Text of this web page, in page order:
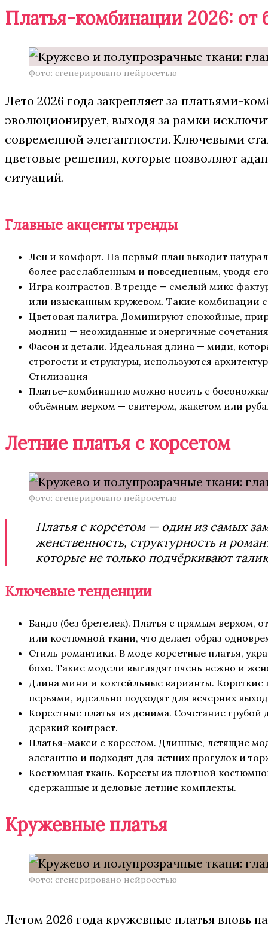
Платья-комбинации 2026: от
Фото: сгенерировано нейросетью
Лето 2026 года закрепляет за платьями-
эволюционирует, выходя за рамки
современной элегантности. Ключевыми
цветовые решения, которые позволяют
ситуаций.
Главные акценты тренды
Лен и комфорт. На первый план выходит
более расслабленным и повседневным, уводя
Игра контрастов. В тренде — смелый микс
или изысканным кружевом. Такие комбинации
Цветовая палитра. Доминируют спокойные,
модниц — неожиданные и энергичные
Фасон и детали. Идеальная длина — миди,
строгости и структуры, используются
Стилизация
Платье-комбинацию можно носить с
объёмным верхом — свитером, жакетом или
Летние платья с корсетом
Фото: сгенерировано нейросетью
Платья с корсетом — один из самых
женственность, структурность и
которые не только подчёркивают
Ключевые тенденции
Бандо (без бретелек). Платья с прямым
или костюмной ткани, что делает образ
Стиль романтики. В моде корсетные платья,
бохо. Такие модели выглядят очень нежно и
Длина мини и коктейльные варианты. Короткие
перьями, идеально подходят для вечерних
Корсетные платья из денима. Сочетание
дерзкий контраст.
Платья-макси с корсетом. Длинные, летящие
элегантно и подходят для летних прогулок и
Костюмная ткань. Корсеты из плотной
сдержанные и деловые летние комплекты.
Кружевные платья
Фото: сгенерировано нейросетью
Летом 2026 года кружевные платья вновь